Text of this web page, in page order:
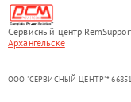
Сервисный центр
Архангельске
ООО "СЕРВИСНЫЙ ЦЕНТР"*